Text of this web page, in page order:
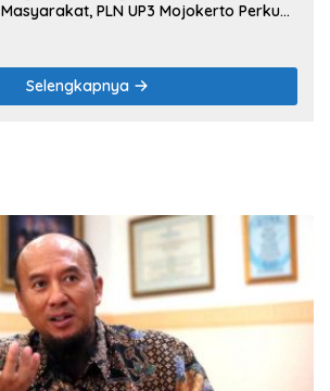
Masyarakat, PLN UP3 Mojokerto Perkuat
Selengkapnya